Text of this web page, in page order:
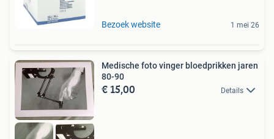
Bezoek website 1 mei 26
Medische foto vinger bloedprikken jaren
80-90
€ 15,00 Details